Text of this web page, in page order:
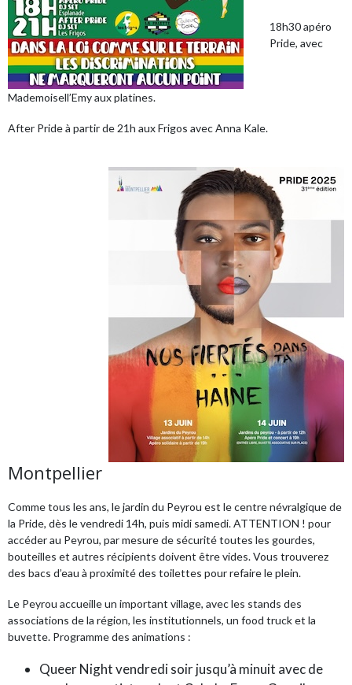
18h30 apéro
Pride, avec
Mademoisell’Emy aux platines.
After Pride à partir de 21h aux Frigos avec Anna Kale.
Montpellier
Comme tous les ans, le jardin du Peyrou est le centre névralgique de
la Pride, dès le vendredi 14h, puis midi samedi. ATTENTION ! pour
accéder au Peyrou, par mesure de sécurité toutes les gourdes,
bouteilles et autres récipients doivent être vides. Vous trouverez
des bacs d’eau à proximité des toilettes pour refaire le plein.
Le Peyrou accueille un important village, avec les stands des
associations de la région, les institutionnels, un food truck et la
buvette. Programme des animations :
Queer Night vendredi soir jusqu’à minuit avec de